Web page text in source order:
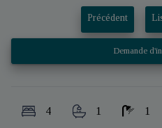
Précédent
Demande
4 1 1